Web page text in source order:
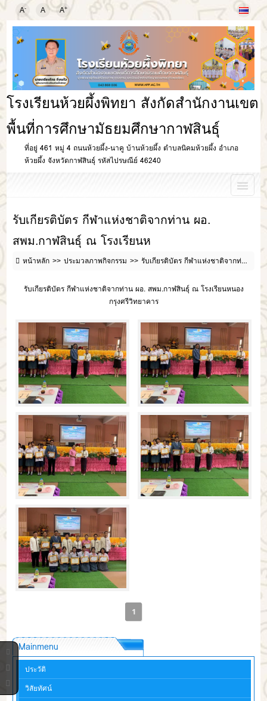
A- A A+
โรงเรียนห้วยผึ้งพิทยา สังกัดสำนักงานเขต
พื้นที่การศึกษามัธยมศึกษากาฬสินธุ์
ที่อยู่ 461 หมู่ 4 ถนนห้วยผึ้ง-นาคู บ้านห้วยผึ้ง ตำบลนิคมห้วยผึ้ง อำเภอ
ห้วยผึ้ง จังหวัดกาฬสินธุ์ รหัสไปรษณีย์ 46240
รับเกียรติบัตร กีฬาแห่งชาติจากท่าน ผอ.
สพม.กาฬสินธุ์ ณ โรงเรียนห
หน้าหลัก ประมวลภาพกิจกรรม รับเกียรติบัตร กีฬาแห่งชาติจากท่าน ผอ. สพม.กาฬสินธุ์ ณ โรงเรียนห
รับเกียรติบัตร กีฬาแห่งชาติจากท่าน ผอ. สพม.กาฬสินธุ์ ณ โรงเรียนหนอง
กรุงศรีวิทยาคาร
1
Mainmenu
ประวัติ
วิสัยทัศน์